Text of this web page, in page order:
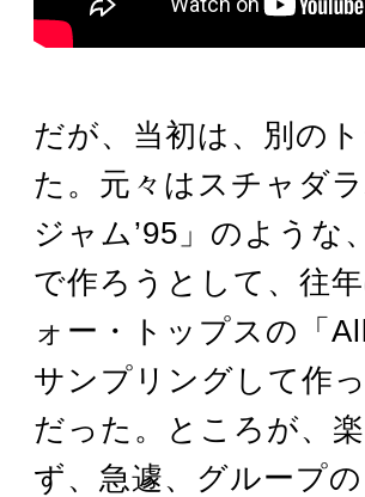
だが、当初は、別の
た。元々はスチャダ
ジャム’95」のような
で作ろうとして、往
ォー・トップスの「
サンプリングして作
だった。ところが、
ず、急遽、グループ